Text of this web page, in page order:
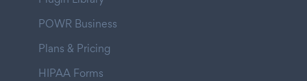
POWR Business
Plans & Pricing
HIPAA Forms